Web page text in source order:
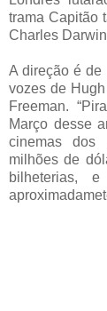
trama Capitão
Charles
A direção é de
vozes de
Freeman.
Março desse
cinemas dos
milhões de
bilheterias,